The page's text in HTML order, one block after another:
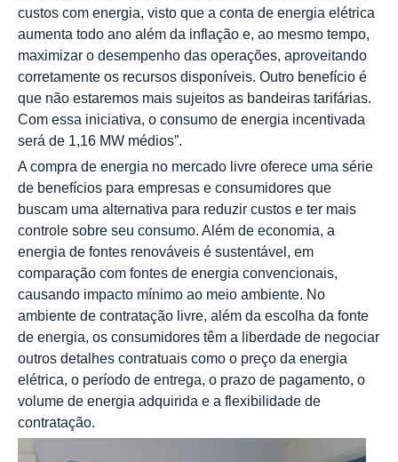
custos com energia, visto que a conta de energia elétrica
aumenta todo ano além da inflação e, ao mesmo tempo,
maximizar o desempenho das operações, aproveitando
corretamente os recursos disponíveis. Outro benefício é
que não estaremos mais sujeitos as bandeiras tarifárias.
Com essa iniciativa, o consumo de energia incentivada
será de 1,16 MW médios”.
A compra de energia no mercado livre oferece uma série
de benefícios para empresas e consumidores que
buscam uma alternativa para reduzir custos e ter mais
controle sobre seu consumo. Além de economia, a
energia de fontes renováveis é sustentável, em
comparação com fontes de energia convencionais,
causando impacto mínimo ao meio ambiente. No
ambiente de contratação livre, além da escolha da fonte
de energia, os consumidores têm a liberdade de negociar
outros detalhes contratuais como o preço da energia
elétrica, o período de entrega, o prazo de pagamento, o
volume de energia adquirida e a flexibilidade de
contratação.